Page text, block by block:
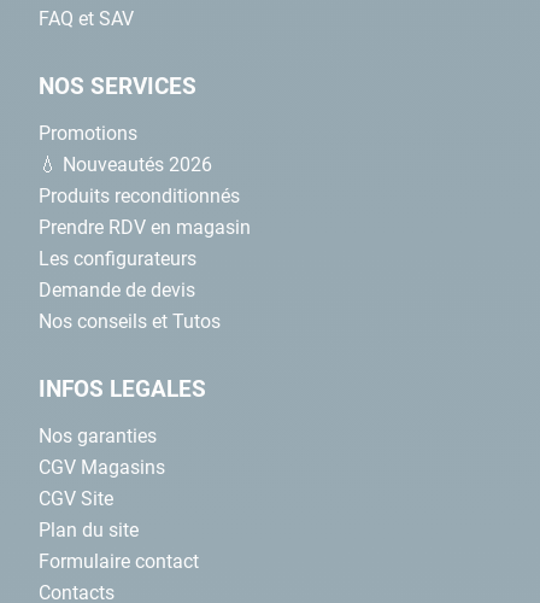
FAQ et SAV
NOS SERVICES
Promotions
💧 Nouveautés 2026
Produits reconditionnés
Prendre RDV en magasin
Les configurateurs
Demande de devis
Nos conseils et Tutos
INFOS LEGALES
Nos garanties
CGV Magasins
CGV Site
Plan du site
Formulaire contact
Contacts